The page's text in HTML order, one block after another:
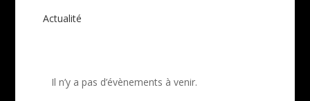
Actualité
Il n’y a pas d’évènements à venir.